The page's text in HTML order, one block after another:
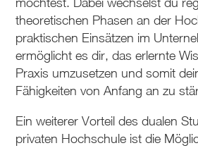
theoretischen Phasen an der
praktischen Einsätzen im
ermöglicht es dir, das erlernte
Praxis umzusetzen und somit
Fähigkeiten von Anfang an zu
Ein weiterer Vorteil des dualen
privaten Hochschule ist die